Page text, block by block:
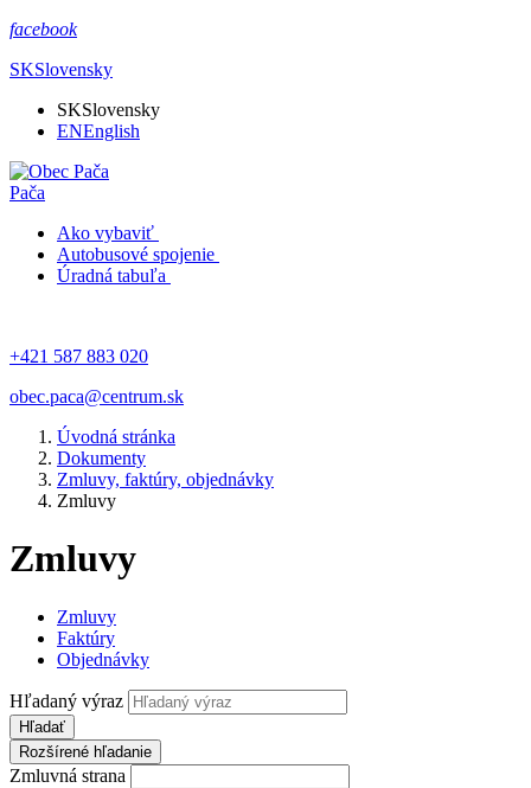
facebook
SKSlovensky
SKSlovensky
ENEnglish
Pača
Ako vybaviť
Autobusové spojenie
Úradná tabuľa
+421 587 883 020
obec.paca@centrum.sk
Úvodná stránka
Dokumenty
Zmluvy, faktúry, objednávky
Zmluvy
Zmluvy
Zmluvy
Faktúry
Objednávky
Hľadaný výraz
Hľadať
Rozšírené hľadanie
Zmluvná strana